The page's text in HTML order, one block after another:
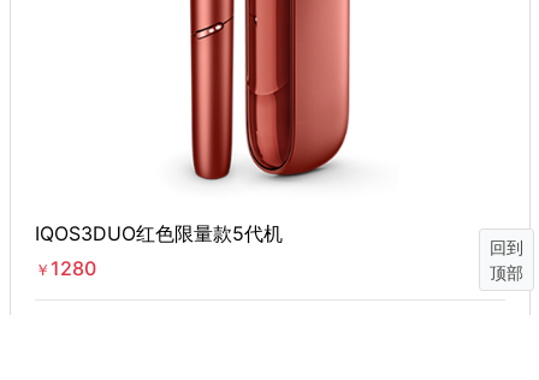
IQOS3DUO红色限量款5代机
￥ 1280
回到
顶部